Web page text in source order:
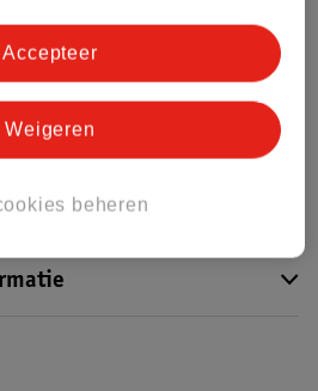
product heeft (nog) geen Nature
Score.
beheren
Weigeren
Accepteer